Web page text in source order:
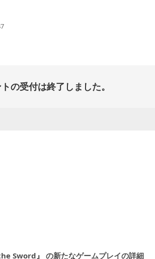
の受付は終了しました。
Sword』 の新たなゲームプレイの詳細